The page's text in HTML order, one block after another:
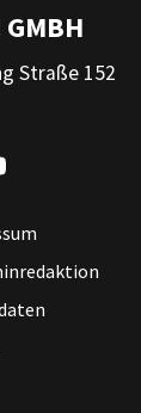
GMBH
Straße 152